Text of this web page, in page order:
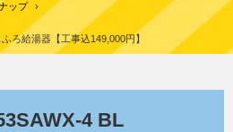
ップ ›
ろ給湯器【工事込149,000円】
4 BL